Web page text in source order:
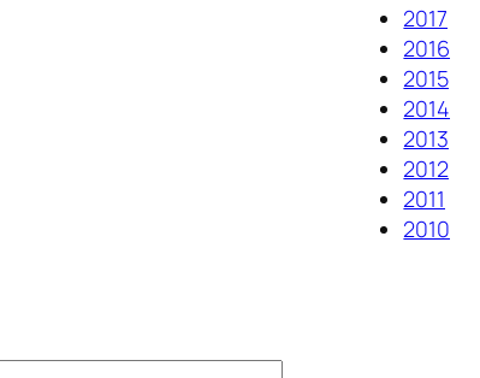
2017
2016
2015
2014
2013
2012
2011
2010